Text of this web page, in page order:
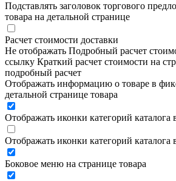
Подставлять заголовок торгового
товара на детальной странице
Расчет стоимости доставки
Не отображать Подробный расчет
ссылку Краткий расчет стоимости на
подробный расчет
Отображать информацию о товаре в
детальной странице товара
Отображать иконки категорий
Отображать иконки категорий
Боковое меню на странице товара